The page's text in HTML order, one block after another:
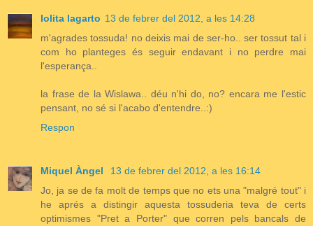
lolita lagarto 13 de febrer del 2012, a les 14:28
m'agrades tossuda! no deixis mai de ser-ho.. ser tossut tal i
com ho planteges és seguir endavant i no perdre mai
l'esperança..
la frase de la Wislawa.. déu n'hi do, no? encara me l'estic
pensant, no sé si l'acabo d'entendre..:)
Respon
Miquel Àngel
13 de febrer del 2012, a les 16:14
Jo, ja se de fa molt de temps que no ets una "malgré tout" i
he aprés a distingir aquesta tossuderia teva de certs
optimismes "Pret a Porter" que corren pels bancals de